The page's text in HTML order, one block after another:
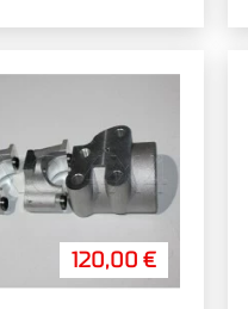
120,00 €